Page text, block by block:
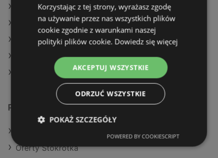
Aktualne gazetki Lidl
Aktualne gazetki Selgros
Aktualne gazetki Stokrotka
Aktualne gazetki Makro
Sklepy Żabka w Międzyzdroje
Podobne sklepy detaliczne
Oferty Stokrotka
Korzystając z tej strony, wyrażasz zgodę
na używanie przez nas wszystkich plików
cookie zgodnie z warunkami naszej
polityki plików cookie. Dowiedz się więcej
AKCEPTUJ WSZYSTKIE
ODRZUĆ WSZYSTKIE
POKAŻ SZCZEGÓŁY
POWERED BY COOKIESCRIPT